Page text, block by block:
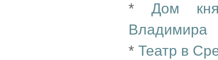
* Дом
Владимира
* Театр в